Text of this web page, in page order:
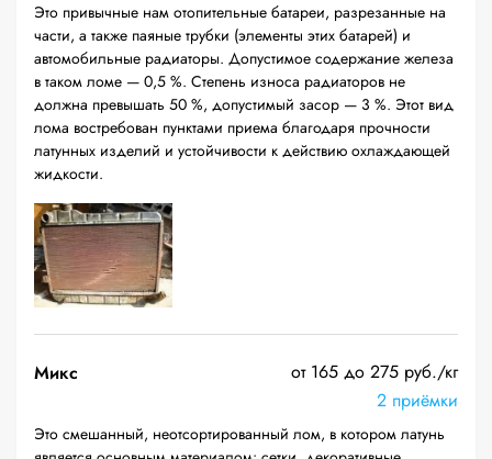
Это привычные нам отопительные батареи, разрезанные на
части, а также паяные трубки (элементы этих батарей) и
автомобильные радиаторы. Допустимое содержание железа
в таком ломе — 0,5 %. Степень износа радиаторов не
должна превышать 50 %, допустимый засор — 3 %. Этот вид
лома востребован пунктами приема благодаря прочности
латунных изделий и устойчивости к действию охлаждающей
жидкости.
Микс
от 165 до 275 руб./кг
2 приёмки
Это смешанный, неотсортированный лом, в котором латунь